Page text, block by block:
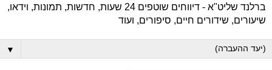
ברלנד שליט"א - דיווחים שוטפים 24 שעות, חדשות, תמונות, וידאו,
שיעורים, שידורים חיים, סיפורים, ועוד
▼